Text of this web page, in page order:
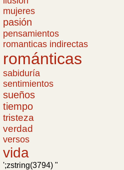
mujeres
pasión
pensamientos
romanticas indirectas
románticas
sabiduría
sentimientos
sueños
tiempo
tristeza
verdad
versos
vida
';zstring(3794) "